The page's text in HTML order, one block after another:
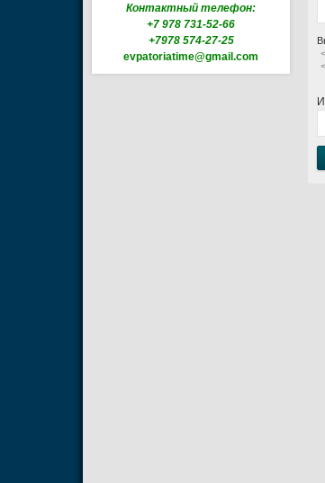
Контактный телефон:
+7 978 731-52-66
+7978 574-27-25
evpatoriatime@gmail.com